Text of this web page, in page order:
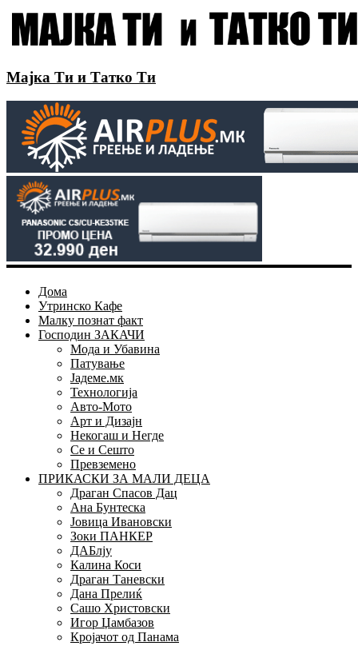
Мајка Ти и Татко Ти
Дома
Утринско Кафе
Малку познат факт
Господин ЗАКАЧИ
Мода и Убавина
Патување
Јадеме.мк
Технологија
Авто-Мото
Арт и Дизајн
Некогаш и Негде
Се и Сешто
Превземено
ПРИКАСКИ ЗА МАЛИ ДЕЦА
Драган Спасов Дац
Ана Бунтеска
Јовица Ивановски
Зоки ПАНКЕР
ДАБлју
Калина Коси
Драган Таневски
Дана Прелиќ
Сашо Христовски
Игор Џамбазов
Кројачот од Панама